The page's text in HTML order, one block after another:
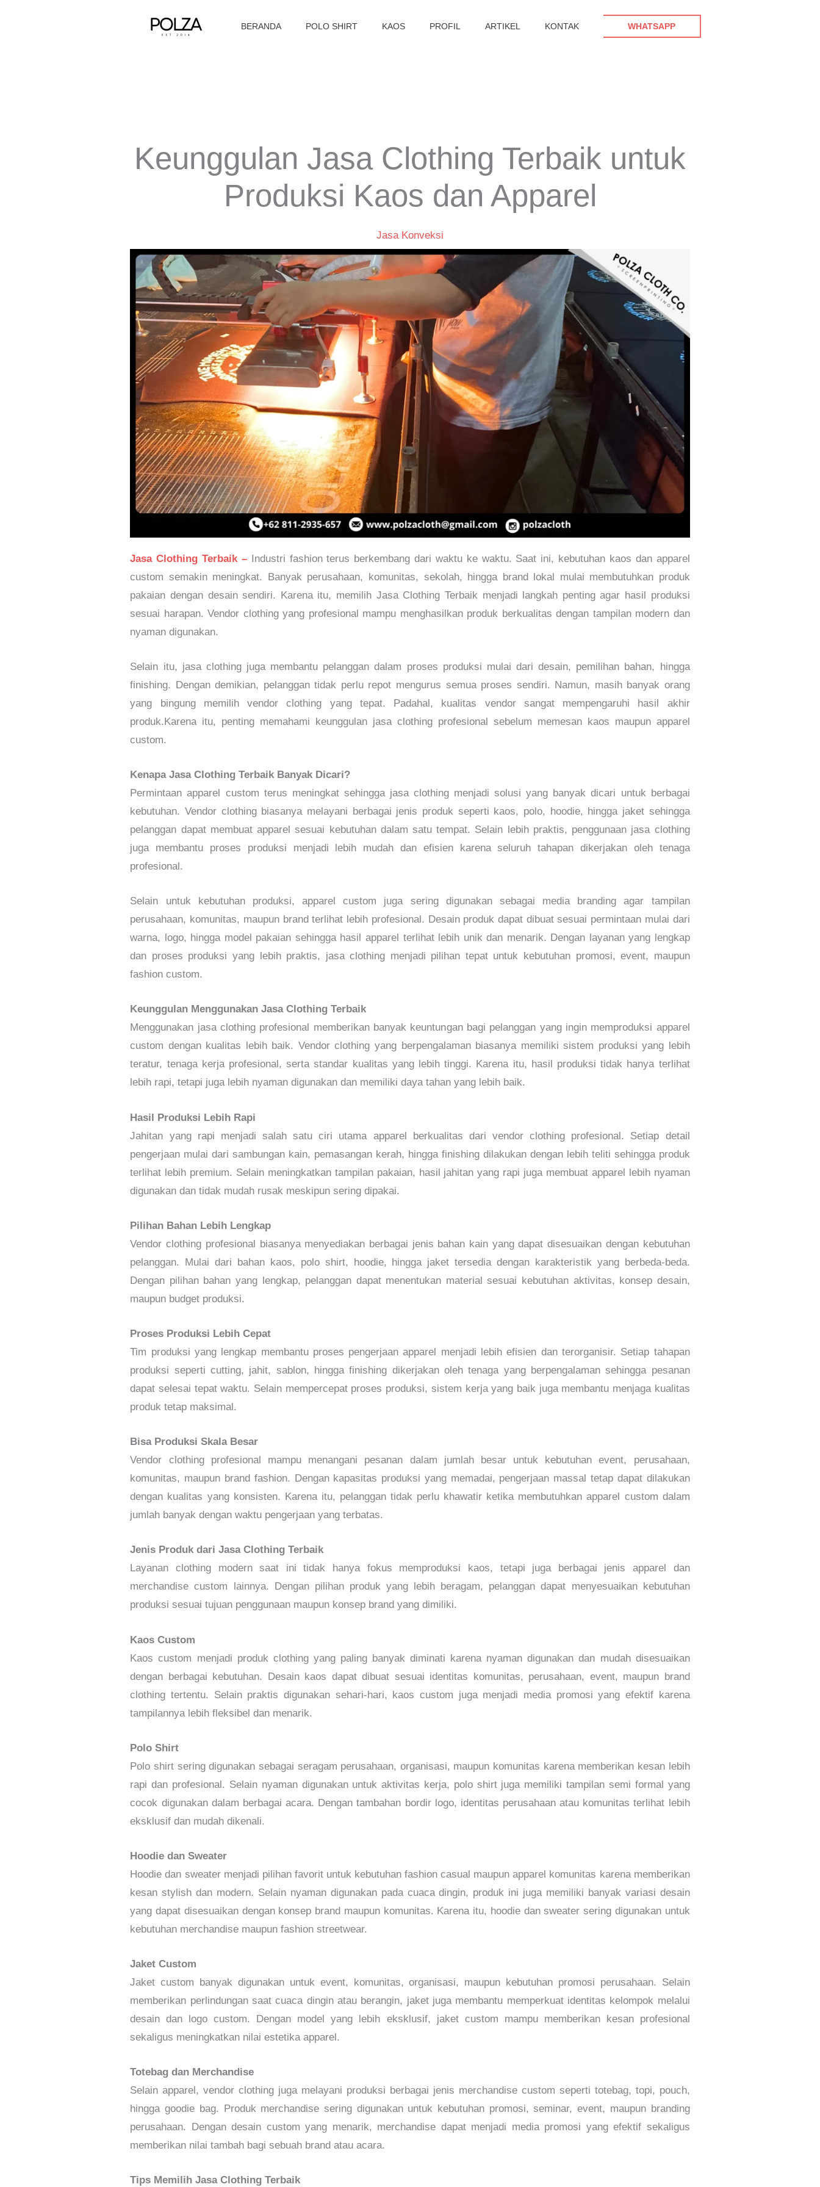
BERANDA POLO SHIRT KAOS PROFIL ARTIKEL KONTAK WHATSAPP
Keunggulan Jasa Clothing Terbaik untuk
Produksi Kaos dan Apparel
Jasa Konveksi
Jasa Clothing Terbaik – Industri fashion terus berkembang dari waktu ke waktu. Saat ini, kebutuhan kaos dan apparel
custom semakin meningkat. Banyak perusahaan, komunitas, sekolah, hingga brand lokal mulai membutuhkan produk
pakaian dengan desain sendiri. Karena itu, memilih Jasa Clothing Terbaik menjadi langkah penting agar hasil produksi
sesuai harapan. Vendor clothing yang profesional mampu menghasilkan produk berkualitas dengan tampilan modern dan
nyaman digunakan.
Selain itu, jasa clothing juga membantu pelanggan dalam proses produksi mulai dari desain, pemilihan bahan, hingga
finishing. Dengan demikian, pelanggan tidak perlu repot mengurus semua proses sendiri. Namun, masih banyak orang
yang bingung memilih vendor clothing yang tepat. Padahal, kualitas vendor sangat mempengaruhi hasil akhir
produk.Karena itu, penting memahami keunggulan jasa clothing profesional sebelum memesan kaos maupun apparel
custom.
Kenapa Jasa Clothing Terbaik Banyak Dicari?
Permintaan apparel custom terus meningkat sehingga jasa clothing menjadi solusi yang banyak dicari untuk berbagai
kebutuhan. Vendor clothing biasanya melayani berbagai jenis produk seperti kaos, polo, hoodie, hingga jaket sehingga
pelanggan dapat membuat apparel sesuai kebutuhan dalam satu tempat. Selain lebih praktis, penggunaan jasa clothing
juga membantu proses produksi menjadi lebih mudah dan efisien karena seluruh tahapan dikerjakan oleh tenaga
profesional.
Selain untuk kebutuhan produksi, apparel custom juga sering digunakan sebagai media branding agar tampilan
perusahaan, komunitas, maupun brand terlihat lebih profesional. Desain produk dapat dibuat sesuai permintaan mulai dari
warna, logo, hingga model pakaian sehingga hasil apparel terlihat lebih unik dan menarik. Dengan layanan yang lengkap
dan proses produksi yang lebih praktis, jasa clothing menjadi pilihan tepat untuk kebutuhan promosi, event, maupun
fashion custom.
Keunggulan Menggunakan Jasa Clothing Terbaik
Menggunakan jasa clothing profesional memberikan banyak keuntungan bagi pelanggan yang ingin memproduksi apparel
custom dengan kualitas lebih baik. Vendor clothing yang berpengalaman biasanya memiliki sistem produksi yang lebih
teratur, tenaga kerja profesional, serta standar kualitas yang lebih tinggi. Karena itu, hasil produksi tidak hanya terlihat
lebih rapi, tetapi juga lebih nyaman digunakan dan memiliki daya tahan yang lebih baik.
Hasil Produksi Lebih Rapi
Jahitan yang rapi menjadi salah satu ciri utama apparel berkualitas dari vendor clothing profesional. Setiap detail
pengerjaan mulai dari sambungan kain, pemasangan kerah, hingga finishing dilakukan dengan lebih teliti sehingga produk
terlihat lebih premium. Selain meningkatkan tampilan pakaian, hasil jahitan yang rapi juga membuat apparel lebih nyaman
digunakan dan tidak mudah rusak meskipun sering dipakai.
Pilihan Bahan Lebih Lengkap
Vendor clothing profesional biasanya menyediakan berbagai jenis bahan kain yang dapat disesuaikan dengan kebutuhan
pelanggan. Mulai dari bahan kaos, polo shirt, hoodie, hingga jaket tersedia dengan karakteristik yang berbeda-beda.
Dengan pilihan bahan yang lengkap, pelanggan dapat menentukan material sesuai kebutuhan aktivitas, konsep desain,
maupun budget produksi.
Proses Produksi Lebih Cepat
Tim produksi yang lengkap membantu proses pengerjaan apparel menjadi lebih efisien dan terorganisir. Setiap tahapan
produksi seperti cutting, jahit, sablon, hingga finishing dikerjakan oleh tenaga yang berpengalaman sehingga pesanan
dapat selesai tepat waktu. Selain mempercepat proses produksi, sistem kerja yang baik juga membantu menjaga kualitas
produk tetap maksimal.
Bisa Produksi Skala Besar
Vendor clothing profesional mampu menangani pesanan dalam jumlah besar untuk kebutuhan event, perusahaan,
komunitas, maupun brand fashion. Dengan kapasitas produksi yang memadai, pengerjaan massal tetap dapat dilakukan
dengan kualitas yang konsisten. Karena itu, pelanggan tidak perlu khawatir ketika membutuhkan apparel custom dalam
jumlah banyak dengan waktu pengerjaan yang terbatas.
Jenis Produk dari Jasa Clothing Terbaik
Layanan clothing modern saat ini tidak hanya fokus memproduksi kaos, tetapi juga berbagai jenis apparel dan
merchandise custom lainnya. Dengan pilihan produk yang lebih beragam, pelanggan dapat menyesuaikan kebutuhan
produksi sesuai tujuan penggunaan maupun konsep brand yang dimiliki.
Kaos Custom
Kaos custom menjadi produk clothing yang paling banyak diminati karena nyaman digunakan dan mudah disesuaikan
dengan berbagai kebutuhan. Desain kaos dapat dibuat sesuai identitas komunitas, perusahaan, event, maupun brand
clothing tertentu. Selain praktis digunakan sehari-hari, kaos custom juga menjadi media promosi yang efektif karena
tampilannya lebih fleksibel dan menarik.
Polo Shirt
Polo shirt sering digunakan sebagai seragam perusahaan, organisasi, maupun komunitas karena memberikan kesan lebih
rapi dan profesional. Selain nyaman digunakan untuk aktivitas kerja, polo shirt juga memiliki tampilan semi formal yang
cocok digunakan dalam berbagai acara. Dengan tambahan bordir logo, identitas perusahaan atau komunitas terlihat lebih
eksklusif dan mudah dikenali.
Hoodie dan Sweater
Hoodie dan sweater menjadi pilihan favorit untuk kebutuhan fashion casual maupun apparel komunitas karena memberikan
kesan stylish dan modern. Selain nyaman digunakan pada cuaca dingin, produk ini juga memiliki banyak variasi desain
yang dapat disesuaikan dengan konsep brand maupun komunitas. Karena itu, hoodie dan sweater sering digunakan untuk
kebutuhan merchandise maupun fashion streetwear.
Jaket Custom
Jaket custom banyak digunakan untuk event, komunitas, organisasi, maupun kebutuhan promosi perusahaan. Selain
memberikan perlindungan saat cuaca dingin atau berangin, jaket juga membantu memperkuat identitas kelompok melalui
desain dan logo custom. Dengan model yang lebih eksklusif, jaket custom mampu memberikan kesan profesional
sekaligus meningkatkan nilai estetika apparel.
Totebag dan Merchandise
Selain apparel, vendor clothing juga melayani produksi berbagai jenis merchandise custom seperti totebag, topi, pouch,
hingga goodie bag. Produk merchandise sering digunakan untuk kebutuhan promosi, seminar, event, maupun branding
perusahaan. Dengan desain custom yang menarik, merchandise dapat menjadi media promosi yang efektif sekaligus
memberikan nilai tambah bagi sebuah brand atau acara.
Tips Memilih Jasa Clothing Terbaik